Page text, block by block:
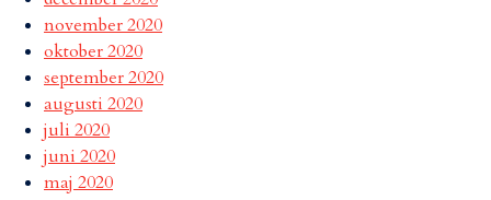
november 2020
oktober 2020
september 2020
augusti 2020
juli 2020
juni 2020
maj 2020